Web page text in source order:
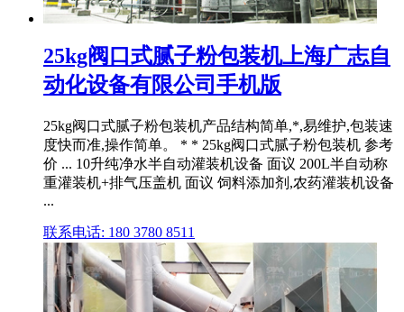
25kg阀口式腻子粉包装机上海广志自
动化设备有限公司手机版
25kg阀口式腻子粉包装机产品结构简单,*,易维护,包装速
度快而准,操作简单。 * * 25kg阀口式腻子粉包装机 参考
价 ... 10升纯净水半自动灌装机设备 面议 200L半自动称
重灌装机+排气压盖机 面议 饲料添加剂,农药灌装机设备
...
联系电话: 180 3780 8511